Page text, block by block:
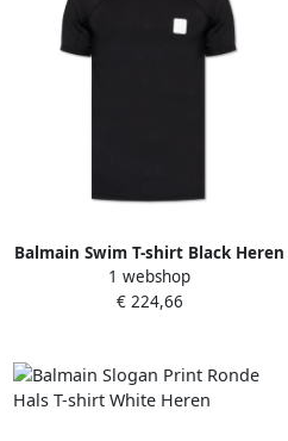
Balmain Swim T-shirt Black Heren
1 webshop
€ 224,66